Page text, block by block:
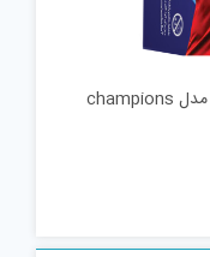
بازی فکری طرح فوتبالی لیگ قهرمانان مدل champions